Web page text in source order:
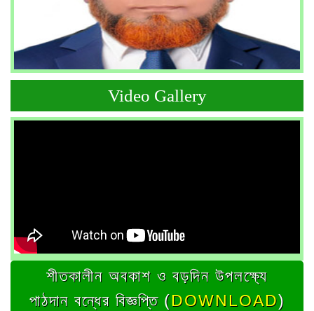
Video Gallery
শীতকালীন অবকাশ ও বড়দিন উপলক্ষ্যে
পাঠদান বন্ধের বিজ্ঞপ্তি (DOWNLOAD)